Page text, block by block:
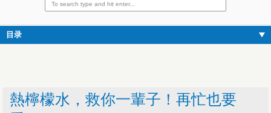
目录
熱檸檬水，救你一輩子！再忙也要